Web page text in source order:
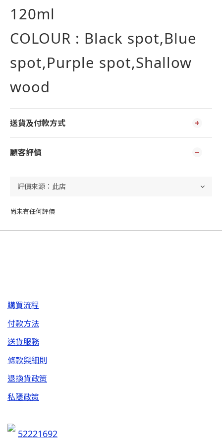
120ml
COLOUR : Black spot,Blue
spot,Purple spot,Shallow
wood
送貨及付款方式
顧客評價
尚未有任何評價
購買流程
付款方法
送貨服務
條款與細則
退換貨政策
私隱政策
52221692